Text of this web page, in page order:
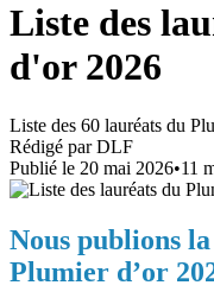
Liste des
d'or 2026
Liste des 60 lauréats du
Rédigé parDLF
Publié le 20 mai 2026•11
Nous publions
Plumier d’or